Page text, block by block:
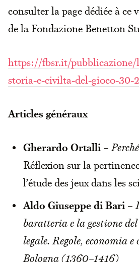
consulter la page dédiée à ce
de la Fondazione Benetton
https://fbsr.it/
storia-e-civilta-del-gioco-30-
Articles généraux
Gherardo Ortalli –
Réflexion sur la
l’étude des jeux dans les
Aldo Giuseppe di Bari –
baratteria e la gestione del
legale. Regole, economia
Bologna (1360–1416)